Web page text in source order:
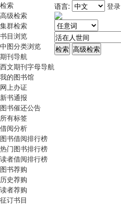
检索
高级检索
集群检索
书目浏览
中图分类浏览
期刊导航
西文期刊字母导航
我的图书馆
网上办证
新书通报
图书催还公告
所有标签
借阅分析
图书借阅排行榜
热门图书排行榜
读者借阅排行榜
图书荐购
历史荐购
读者荐购
征订书目
语言: 登录